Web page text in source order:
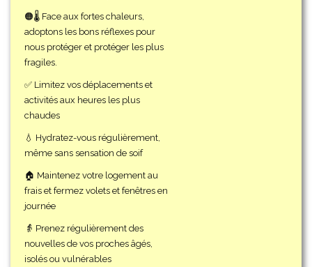
🟠🌡️ Face aux fortes chaleurs,
adoptons les bons réflexes pour
nous protéger et protéger les plus
fragiles.
✅ Limitez vos déplacements et
activités aux heures les plus
chaudes
💧 Hydratez-vous régulièrement,
même sans sensation de soif
🏠 Maintenez votre logement au
frais et fermez volets et fenêtres en
journée
👵 Prenez régulièrement des
nouvelles de vos proches âgés,
isolés ou vulnérables